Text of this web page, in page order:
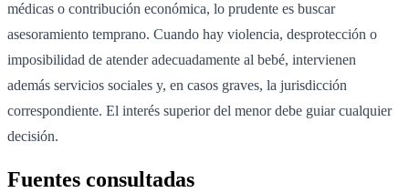
médicas o contribución económica, lo prudente es buscar
asesoramiento temprano. Cuando hay violencia, desprotección o
imposibilidad de atender adecuadamente al bebé, intervienen
además servicios sociales y, en casos graves, la jurisdicción
correspondiente. El interés superior del menor debe guiar cualquier
decisión.
Fuentes consultadas